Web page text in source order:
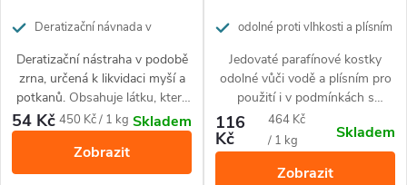
Deratizační návnada v
myší a potkanů
Deratizační nástraha v podobě
zrna, určená k likvidaci myší a
potkanů.Obsahuje látku, která
hlodavce silně láká a účinně
hubí.
54 Kč Měrná
450 Kč / 1 kg Skladem
Zobrazit
odolné proti vlhkosti a plísním
Jedovaté parafínové kostky
odolné vůči vodě a plísním pro
použití i v podmínkách s
vysokou vlhkostí, jako jsou
kuchyně, vlhké sklepy nebo
otevřený terén. Působí proti
myším, potkanům a krysám.
116
Kč
Měrná
cena:
464 Kč
/ 1 kg
Skladem
Zobrazit